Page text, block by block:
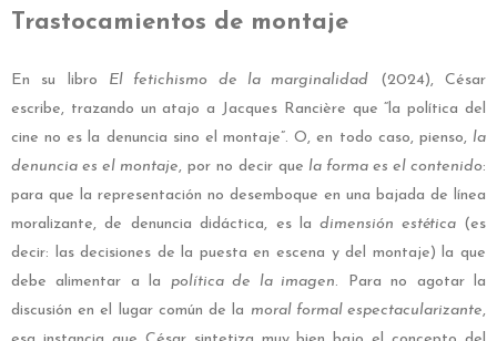
Trastocamientos de montaje
En su libro El fetichismo de la marginalidad (2024), César
escribe, trazando un atajo a Jacques Rancière que “la política del
cine no es la denuncia sino el montaje”. O, en todo caso, pienso, la
denuncia es el montaje, por no decir que la forma es el contenido:
para que la representación no desemboque en una bajada de línea
moralizante, de denuncia didáctica, es ladimensión estética(es
decir: las decisiones de la puesta en escena y del montaje) la que
debe alimentar a la política de la imagen. Para no agotar la
discusión en el lugar común de la moral formal espectacularizante,